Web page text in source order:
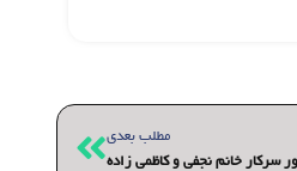
مطلب بعدی
سرکار خانم نجفی و کاظمی زاده
بعدی